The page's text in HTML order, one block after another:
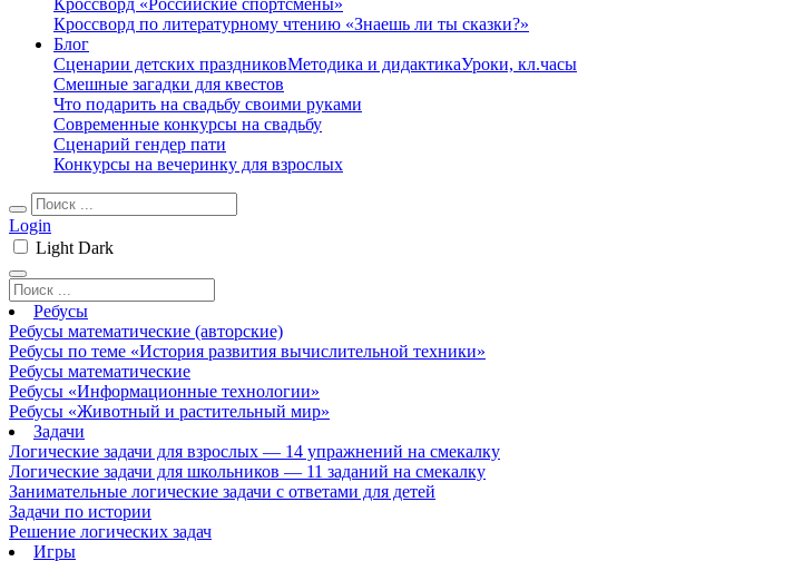
Кроссворд «Российские спортсмены»
Кроссворд по литературному чтению «Знаешь ли ты сказки?»
Блог
Сценарии детских праздниковМетодика и дидактикаУроки, кл.часы
Смешные загадки для квестов
Что подарить на свадьбу своими руками
Современные конкурсы на свадьбу
Сценарий гендер пати
Конкурсы на вечеринку для взрослых
Login
Light Dark
Ребусы
Ребусы математические (авторские)
Ребусы по теме «История развития вычислительной техники»
Ребусы математические
Ребусы «Информационные технологии»
Ребусы «Животный и растительный мир»
Задачи
Логические задачи для взрослых — 14 упражнений на смекалку
Логические задачи для школьников — 11 заданий на смекалку
Занимательные логические задачи с ответами для детей
Задачи по истории
Решение логических задач
Игры